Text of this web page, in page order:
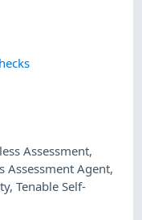
Assessment,
Assessment Agent,
,Tenable Self-